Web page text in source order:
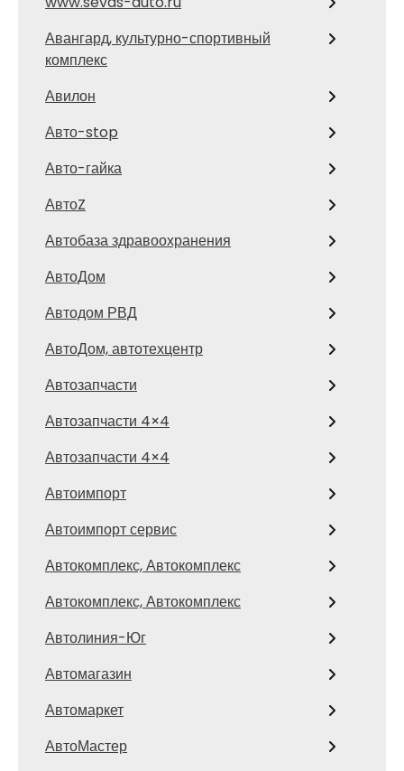
Авангард, культурно-спортивный
комплекс
Авилон
Авто-stop
Авто-гайка
АвтоZ
Автобаза здравоохранения
АвтоДом
Автодом РВД
АвтоДом, автотехцентр
Автозапчасти
Автозапчасти 4×4
Автозапчасти 4×4
Автоимпорт
Автоимпорт сервис
Автокомплекс, Автокомплекс
Автокомплекс, Автокомплекс
Автолиния-Юг
Автомагазин
Автомаркет
АвтоМастер